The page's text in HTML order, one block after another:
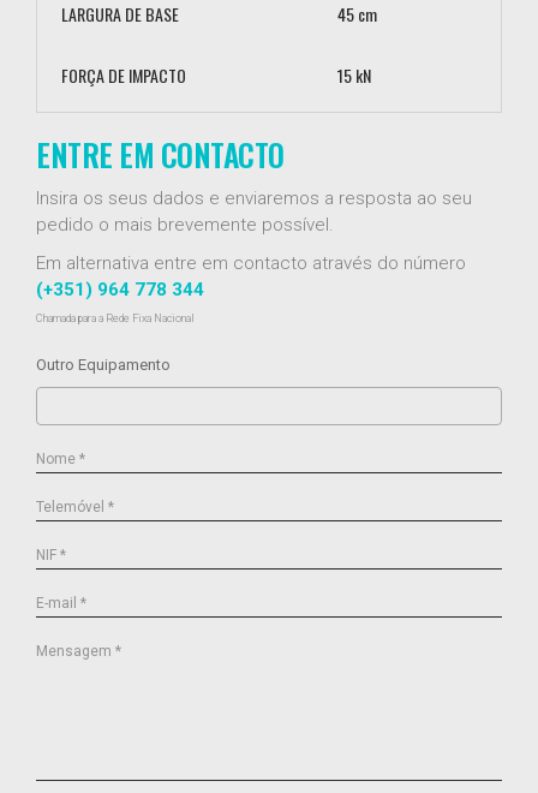
LARGURA DE BASE 45 cm
FORÇA DE IMPACTO 15 kN
ENTRE EM CONTACTO
Insira os seus dados e enviaremos a resposta ao seu
pedido o mais brevemente possível.
Em alternativa entre em contacto através do número
(+351) 964 778 344
Chamada para a Rede Fixa Nacional
Outro Equipamento
Nome *
Telemóvel *
NIF *
E-mail *
Mensagem *